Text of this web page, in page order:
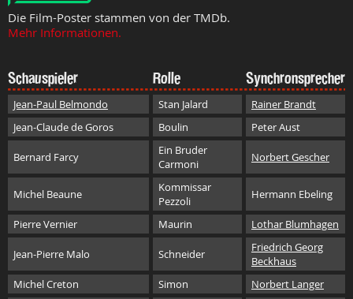
Die Film-Poster stammen von der TMDb.
Mehr Informationen.
Schauspieler Rolle Synchronsprecher
Jean-Paul Belmondo Stan Jalard
Rainer Brandt
Jean-Claude de Goros
Boulin Peter Aust
Bernard Farcy
Ein Bruder
Carmoni
Norbert Gescher
Michel Beaune
Kommissar
Pezzoli
Hermann Ebeling
Pierre Vernier Maurin Lothar Blumhagen
Jean-Pierre Malo Schneider
Friedrich Georg
Beckhaus
Michel Creton
Simon
Norbert Langer